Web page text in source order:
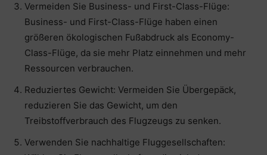
Vermeiden Sie Business- und First-Class-Flüge:
Business- und First-Class-Flüge haben einen
größeren ökologischen Fußabdruck als Economy-
Class-Flüge, da sie mehr Platz einnehmen und mehr
Ressourcen verbrauchen.
Reduziertes Gewicht: Vermeiden Sie Übergepäck,
reduzieren Sie das Gewicht, um den
Treibstoffverbrauch des Flugzeugs zu senken.
Verwenden Sie nachhaltige Fluggesellschaften: